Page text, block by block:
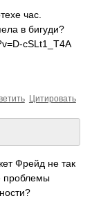
час.
в бигуди?
cSLt1_T4A­
Цитировать
Фрейд не так
проблемы